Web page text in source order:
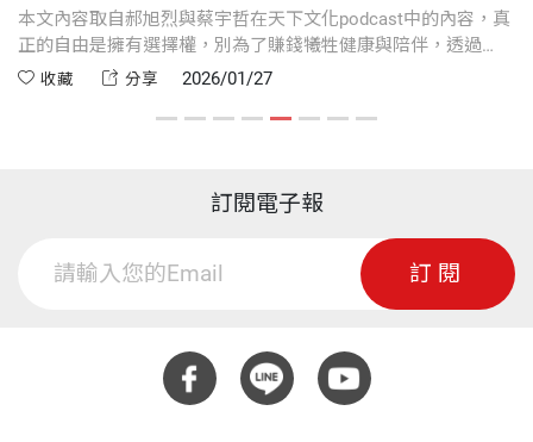
本文內容取自郝旭烈與蔡宇哲在天下文化podcast中的內容，真
正的自由是擁有選擇權，別為了賺錢犧牲健康與陪伴，透過
「馬桶理論」與「人生四輪」哲學，學會平衡生活，找回內心
收藏 分享 2026/01/27
訂閱電子報
訂閱